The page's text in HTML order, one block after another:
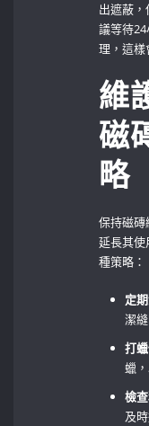
出遮蔽
議等待
理，這樣
維
磁
略
保持磁
延長其
種策略：
定
潔
打
蠟
檢
及